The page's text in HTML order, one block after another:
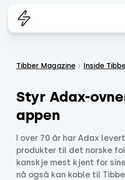
Tibber Magazine Inside
Styr Adax-
appen
I over 70 år har Adax
produkter til det norske
kanskje mest kjent for
nå også kan koble til